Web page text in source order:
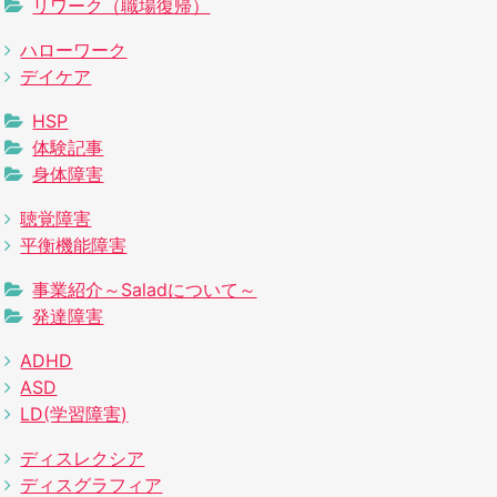
リワーク（職場復帰）
ハローワーク
デイケア
HSP
体験記事
身体障害
聴覚障害
平衡機能障害
事業紹介～Saladについて～
発達障害
ADHD
ASD
LD(学習障害)
ディスレクシア
ディスグラフィア